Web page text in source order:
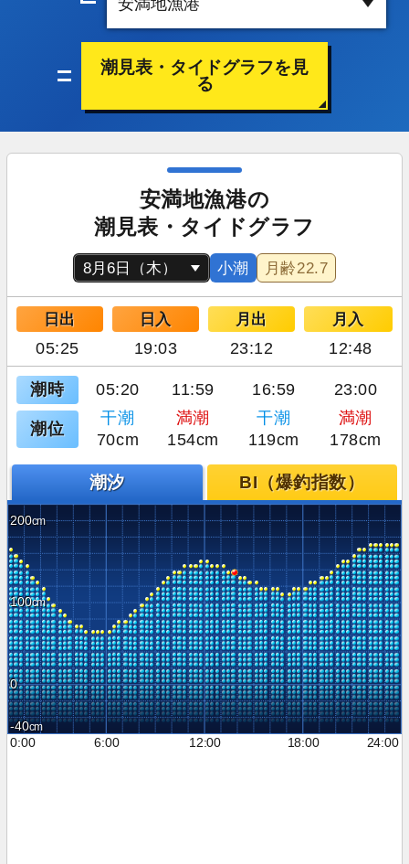
潮見表・タイドグラフを見
る
安満地漁港の
潮見表・タイドグラフ
小潮 月齢22.7
日出 日入 月出 月入
05:25 19:03 23:12 12:48
潮時 05:20 11:59 16:59 23:00
潮位
干潮 満潮 干潮
満潮
70cm
154cm 119cm 178cm
潮汐 BI（爆釣指数）
200
100
0
-40
0:00
6:00 12:00 18:00 24:00